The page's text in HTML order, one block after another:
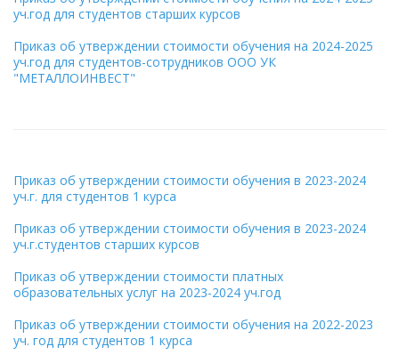
уч.год для студентов старших курсов
Приказ об утверждении стоимости обучения на 2024-2025
уч.год для студентов-сотрудников ООО УК
"МЕТАЛЛОИНВЕСТ"
Приказ об утверждении стоимости обучения в 2023-2024
уч.г. для студентов 1 курса
Приказ об утверждении стоимости обучения в 2023-2024
уч.г.студентов старших курсов
Приказ об утверждении стоимости платных
образовательных услуг на 2023-2024 уч.год
Приказ об утверждении стоимости обучения на 2022-2023
уч. год для студентов 1 курса